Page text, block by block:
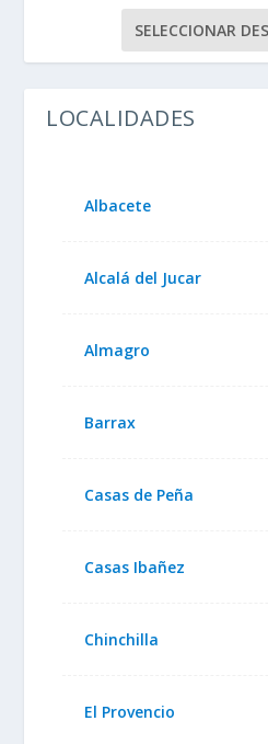
SELECCIONAR
LOCALIDADES
Albacete
Alcalá del Jucar
Almagro
Barrax
Casas de Peña
Casas Ibañez
Chinchilla
El Provencio